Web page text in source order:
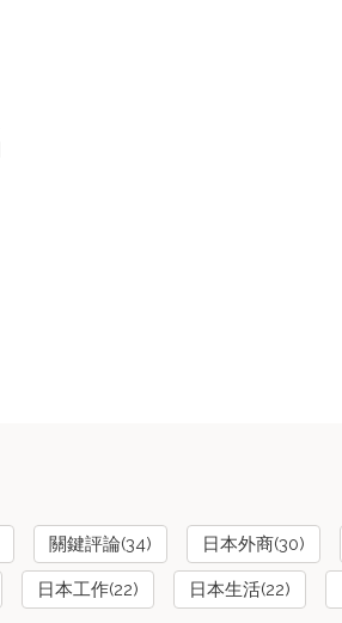
關鍵評論(34) 日本外商(30)
日本工作(22) 日本生活(22)